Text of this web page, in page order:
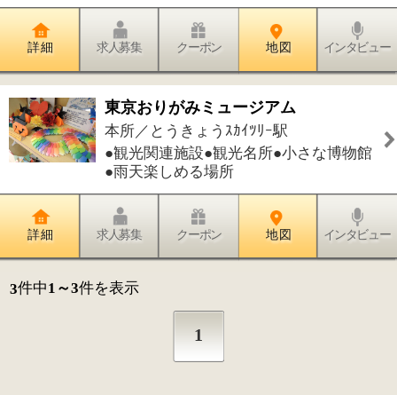
1
このページの先頭へ
江戸川区時間 江東区時間 葛飾区時間
表示：PC|モバイル
2013 art blue Inc.